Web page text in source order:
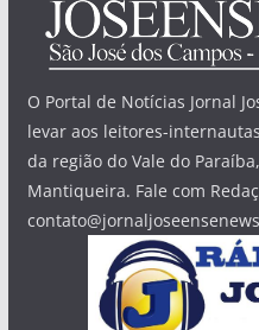
O Portal de Notícias Jornal
levar aos leitores-
da região do Vale do
Mantiqueira. Fale com